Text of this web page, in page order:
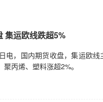
集运欧线跌超5%
电，国内期货收盘，集运欧
丙烯、塑料涨超2%。